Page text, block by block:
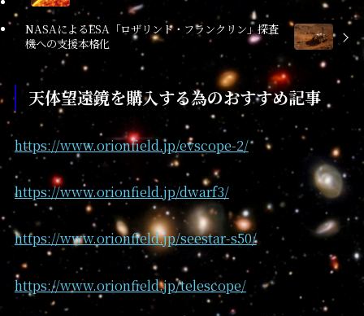
NASAによるESA「ロザリンド・フランクリン」探査
機への支援本格化
天体望遠鏡を購入する為のおすすめ記事
https://www.orionfield.jp/evscope-2/
https://www.orionfield.jp/dwarf3/
https://www.orionfield.jp/seestar-s50/
https://www.orionfield.jp/telescope/